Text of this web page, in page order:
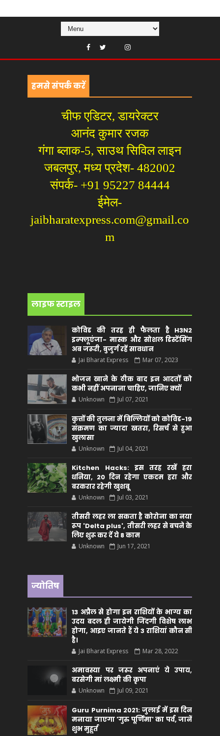
हमसे संपर्क करें
चीफ एडिटर, डायरेक्टर
आनंद कुमार रजक
गंगा ब्लाक-5, साउथ सिविल लाइन
जबलपुर, मध्य प्रदेश- 482002
संपर्क- +91 95227 84444
ईमेल-
jaibharatexpress.com@gmail.co
m
लाइफ स्टाइल
कोविड की तरह ही फैलता है H3N2
इन्फ्लूएंजा- मास्क और सोशल डिस्टेंसिंग
अब जरूरी, बुजुर्ग रहें सावधान
Jai Bharat Express Mar 07, 2023
भोजन खाने के ठीक बाद इन आदतों को
कभी नहीं अपनाना चाहिए, जानिए क्यों
Unknown Jul 07, 2021
कुत्तों की तुलना में बिल्लियों को कोविड-19
संक्रमण का ज्यादा खतरा, रिसर्च से हुआ
खुलासा
Unknown Jul 04, 2021
Kitchen Hacks: इस तरह रखें हरा
धनिया, 20 दिन रहेगा एकदम हरा और
बरकरार रहेगी खुशबू
Unknown Jul 03, 2021
तीसरी लहर ला सकता है कोरोना का नया
रूप 'Delta plus', तीसरी लहर से बचने के
लिए शुरू कर दें ये 8 काम
Unknown Jun 17, 2021
ज्योतिष
13 अप्रैल से होगा इन राशियों के भाग्य का
उदय बदल ही जायेगी जिंदगी विशेष लाभ
होगा, आइए जानते हैं ये 3 राशियां कौन सीं
है।
Jai Bharat Express Mar 28, 2022
अमावस्या पर जरूर अपनाएं ये उपाय,
बरसेगी मां लक्ष्मी की कृपा
Unknown Jul 09, 2021
Guru Purnima 2021: जुलाई में इस दिन
मनाया जाएगा 'गुरु पूर्णिमा' का पर्व, जानें
शुभ मुहूर्त